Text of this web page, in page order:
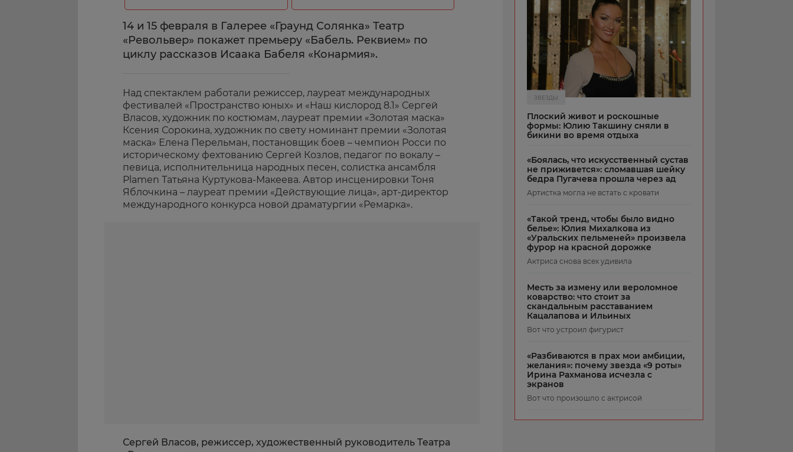
14 и 15 февраля в Галерее «Граунд Солянка» Театр
«Револьвер» покажет премьеру «Бабель. Реквием» по
циклу рассказов Исаака Бабеля «Конармия».
Над спектаклем работали режиссер, лауреат международных
фестивалей «Пространство юных» и «Наш кислород 8.1» Сергей
Власов, художник по костюмам, лауреат премии «Золотая маска»
Ксения Сорокина, художник по свету номинант премии «Золотая
маска» Елена Перельман, постановщик боев – чемпион Росси по
историческому фехтованию Сергей Козлов, педагог по вокалу –
певица, исполнительница народных песен, солистка ансамбля
Plamen Татьяна Куртукова-Макеева. Автор инсценировки Тоня
Яблочкина – лауреат премии «Действующие лица», арт-директор
международного конкурса новой драматургии «Ремарка».
Сергей Власов, режиссер, художественный руководитель Театра
ЗВЕЗДЫ
Плоский живот и роскошные
формы: Юлию Такшину сняли в
бикини во время отдыха
«Боялась, что искусственный сустав
не приживется»: сломавшая шейку
бедра Пугачева прошла через ад
Артистка могла не встать с кровати
«Такой тренд, чтобы было видно
белье»: Юлия Михалкова из
«Уральских пельменей» произвела
фурор на красной дорожке
Актриса снова всех удивила
Месть за измену или вероломное
коварство: что стоит за
скандальным расставанием
Кацалапова и Ильиных
Вот что устроил фигурист
«Разбиваются в прах мои амбиции,
желания»: почему звезда «9 роты»
Ирина Рахманова исчезла с
экранов
Вот что произошло с актрисой